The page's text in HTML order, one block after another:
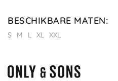
BESCHIKBARE MATEN:
S M L XL XXL